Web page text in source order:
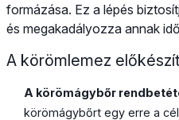
formázása. Ez a lépés
és megakadályozza annak
A körömlemez
A körömágybőr
körömágybőrt egy erre a